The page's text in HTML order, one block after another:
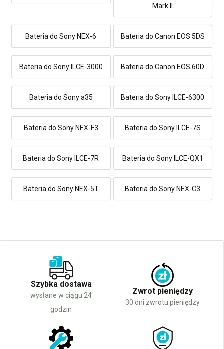
Mark II
Bateria do Sony NEX-6 Bateria do Canon EOS 5DS
Bateria do Sony ILCE-3000 Bateria do Canon EOS 60D
Bateria do Sony a35 Bateria do Sony ILCE-6300
Bateria do Sony NEX-F3 Bateria do Sony ILCE-7S
Bateria do Sony ILCE-7R Bateria do Sony ILCE-QX1
Bateria do Sony NEX-5T Bateria do Sony NEX-C3
Szybka dostawa
wysłane w ciągu 24
godzin
Zwrot pieniędzy
30 dni zwrotu pieniędzy